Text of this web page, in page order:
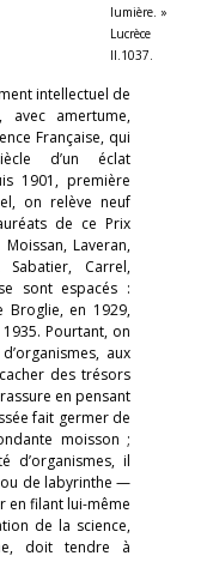
lumière. »
Lucrèce
II.1037.
intellectuel de
amertume,
Française, qui
d’un éclat
1901, première
on relève neuf
de ce Prix
Laveran,
Carrel,
sont espacés :
Broglie, en 1929,
Pourtant, on
aux
des trésors
en pensant
fait germer de
moisson ;
d’organismes, il
ou de labyrinthe —
en filant lui-même
de la science,
doit tendre à